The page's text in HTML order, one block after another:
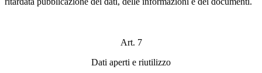
Art. 7
Dati aperti e riutilizzo